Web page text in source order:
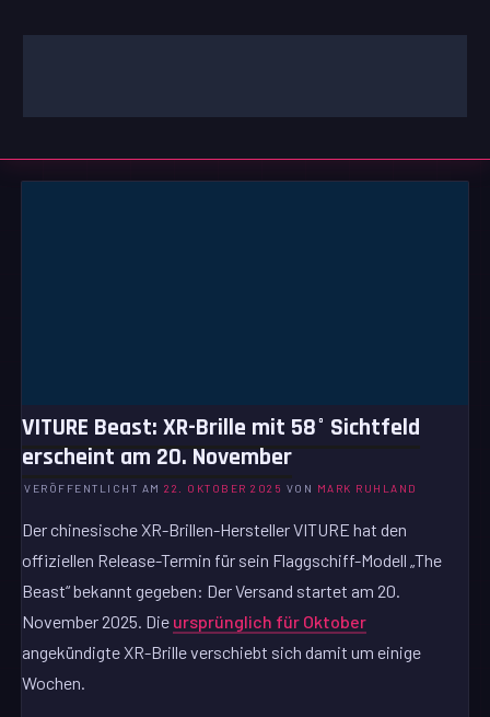
Inhalt
VITURE Beast: XR-Brille mit 58° Sichtfeld
erscheint am 20. November
VERÖFFENTLICHT AM22. OKTOBER 2025 VON MARK RUHLAND
Der chinesische XR-Brillen-Hersteller VITURE hat den
offiziellen Release-Termin für sein Flaggschiff-Modell „The
Beast“ bekannt gegeben: Der Versand startet am 20.
November 2025. Die ursprünglich für Oktober
angekündigte XR-Brille verschiebt sich damit um einige
Wochen.